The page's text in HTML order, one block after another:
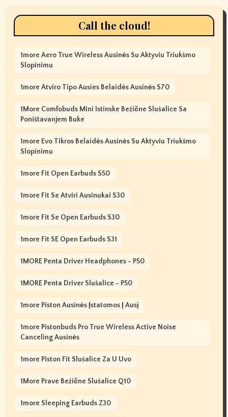
Call the cloud!
1more Aero True Wireless Ausinės Su Aktyviu Triukšmo
Slopinimu
1more Atviro Tipo Ausies Belaidės Ausinės S70
1More Comfobuds Mini Istinske Bežične Slušalice Sa
Poništavanjem Buke
1more Evo Tikros Belaidės Ausinės Su Aktyviu Triukšmo
Slopinimu
1more Fit Open Earbuds S50
1more Fit Se Atviri Ausinukai S30
1more Fit Se Open Earbuds S30
1more Fit SE Open Earbuds S31
1MORE Penta Driver Headphones - P50
1MORE Penta Driver Slušalice - P50
1more Piston Ausinės Įstatomos Į Ausį
1more Pistonbuds Pro True Wireless Active Noise
Canceling Ausinės
1more Piston Fit Slušalice Za U Uvo
1More Prave Bežične Slušalice Q10
1more Sleeping Earbuds Z30